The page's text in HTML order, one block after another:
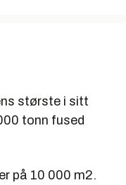
største i sitt
tonn fused
på 10 000 m2.